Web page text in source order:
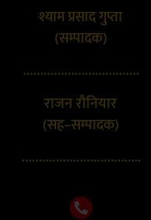
श्याम प्रसाद गुप्ता
(सम्पादक)
…………………………….
राजन रौनियार
(सह–सम्पादक)
……………………………..